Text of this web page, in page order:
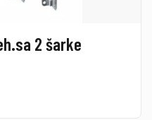
2 šarke